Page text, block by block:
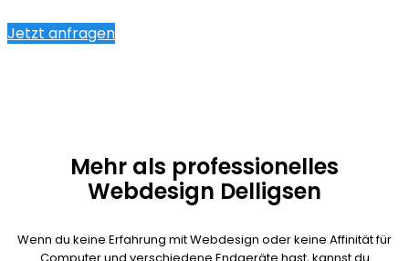
Jetzt anfragen
Mehr als professionelles
Webdesign Delligsen
Wenn du keine Erfahrung mit Webdesign oder keine Affinität für